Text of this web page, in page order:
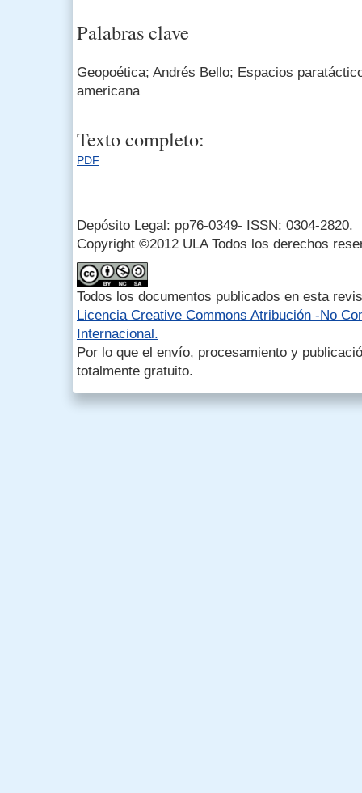
Palabras clave
Geopoética; Andrés Bello; Espacios
americana
Texto completo:
PDF
Depósito Legal: pp76-0349- ISSN: 0304-2820.
Copyright ©2012 ULA Todos los derechos
Todos los documentos publicados en esta
Licencia Creative Commons Atribución -No
Internacional.
Por lo que el envío, procesamiento y
totalmente gratuito.